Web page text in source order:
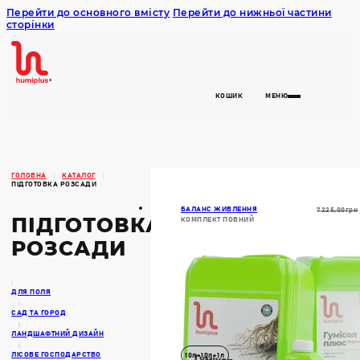
Перейти до основного вмісту Перейти до нижньої частини
сторінки
Humiplus
КОШИК МЕНЮ
ГОЛОВНА
КАТАЛОГ
ПІДГОТОВКА РОЗСАДИ
ПІДГОТОВКА
РОЗСАДИ
ДЛЯ ПОЛЯ
САД ТА ГОРОД
ЛАНДШАФТНИЙ ДИЗАЙН
ЛІСОВЕ ГОСПОДАРСТВО
БАЛАНС ЖИВЛЕННЯ
КОМПЛЕКТ ПОВНИЙ
7225,00Грн
10л+10л+1л